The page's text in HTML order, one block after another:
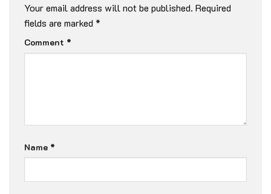
Your email address will not be published. Required
fields are marked *
Comment *
Name *